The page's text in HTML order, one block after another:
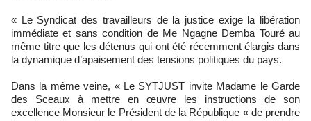
« Le Syndicat des travailleurs de la justice exige la libération
immédiate et sans condition de Me Ngagne Demba Touré au
même titre que les détenus qui ont été récemment élargis dans
la dynamique d’apaisement des tensions politiques du pays.
Dans la même veine, « Le SYTJUST invite Madame le Garde
des Sceaux à mettre en œuvre les instructions de son
excellence Monsieur le Président de la République « de prendre